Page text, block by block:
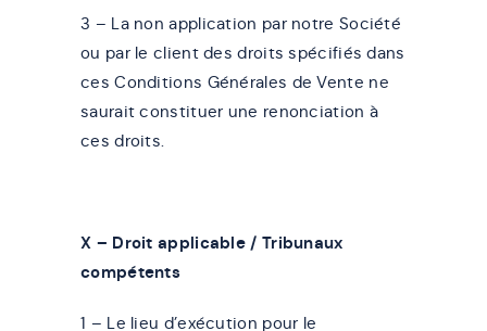
3 – La non application par notre Société
ou par le client des droits spécifiés dans
ces Conditions Générales de Vente ne
saurait constituer une renonciation à
ces droits.
X – Droit applicable / Tribunaux
compétents
1 – Le lieu d’exécution pour le